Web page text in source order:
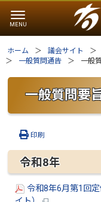
ホーム 議会サイト
一般質問通告
一般
一般質問要
印刷
令和8年
令和8年6月第1回